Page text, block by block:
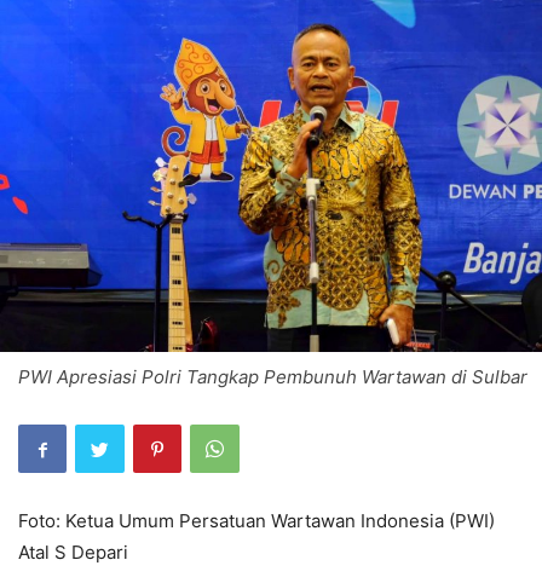
PWI Apresiasi Polri Tangkap Pembunuh Wartawan di Sulbar
Foto: Ketua Umum Persatuan Wartawan Indonesia (PWI)
Atal S Depari